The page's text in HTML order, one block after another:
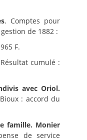
. Comptes pour
de 1882 :
F.
cumulé :
avec Oriol.
: accord du
famille. Monier
de service